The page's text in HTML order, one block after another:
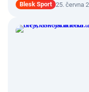
Blesk Sport 25. června